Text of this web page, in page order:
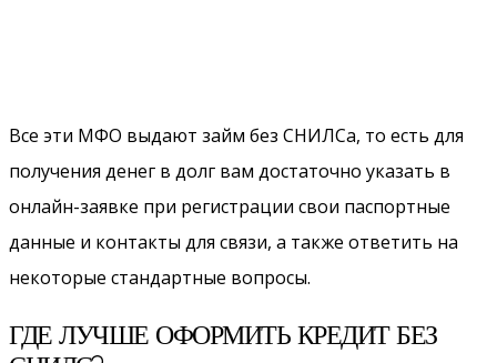
Все эти МФО выдают займ без СНИЛСа, то есть для
получения денег в долг вам достаточно указать в
онлайн-заявке при регистрации свои паспортные
данные и контакты для связи, а также ответить на
некоторые стандартные вопросы.
ГДЕ ЛУЧШЕ ОФОРМИТЬ КРЕДИТ БЕЗ